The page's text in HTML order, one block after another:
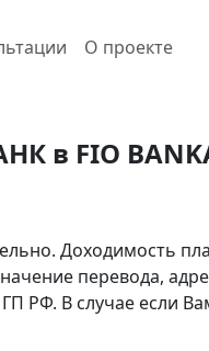
О проекте
в FIO
Доходимость
перевода,
РФ. В случае если